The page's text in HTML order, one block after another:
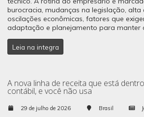
burocracia, mudanças na legislação,
oscilações econômicas, fatores que
adaptação e planejamento para manter
Leia na integra
A nova linha de receita que está
contábil, e você não usa
29 de julho de 2026 Brasil